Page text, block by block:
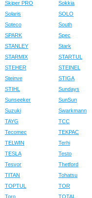
Skiper PRO
Sokkia
Solaris
SOLO
Soteco
South
SPARK
Spec
STANLEY
Stark
STARMIX
STARTUL
STEHER
STEINEL
Steinve
STIGA
STIHL
Sundays
Sunseeker
SunSun
Suzuki
Swarkmann
TAYG
TCC
Tecomec
TEKPAC
TELWIN
Terhi
TESLA
Testo
Tesvor
Thetford
TITAN
Tohatsu
TOPTUL
TOR
Toro
TOTAL